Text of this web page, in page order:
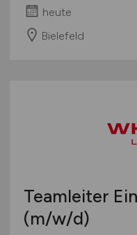
heute
Bielefeld
Teamleiter
(m/w/d)